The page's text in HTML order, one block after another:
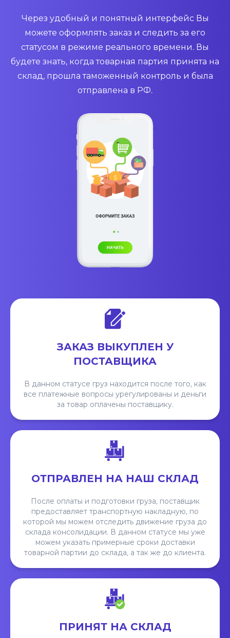
Через удобный и понятный интерфейс Вы
можете оформлять заказ и следить за его
статусом в режиме реального времени. Вы
будете знать, когда товарная партия принята на
склад, прошла таможенный контроль и была
отправлена в РФ.
ЗАКАЗ ВЫКУПЛЕН У
ПОСТАВЩИКА
В данном статусе груз находится после того, как
все платежные вопросы урегулированы и деньги
за товар оплачены поставщику.
ОТПРАВЛЕН НА НАШ СКЛАД
После оплаты и подготовки груза, поставщик
предоставляет транспортную накладную, по
которой мы можем отследить движение груза до
склада консолидации. В данном статусе мы уже
можем указать примерные сроки доставки
товарной партии до склада, а так же до клиента.
ПРИНЯТ НА СКЛАД